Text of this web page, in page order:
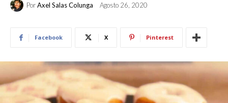
PorAxel Salas Colunga Agosto 26, 2020
Facebook X Pinterest